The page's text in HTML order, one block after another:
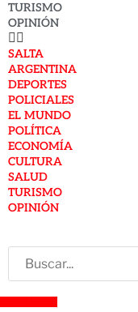
TURISMO
OPINIÓN
SALTA
ARGENTINA
DEPORTES
POLICIALES
EL MUNDO
POLÍTICA
ECONOMÍA
CULTURA
SALUD
TURISMO
OPINIÓN